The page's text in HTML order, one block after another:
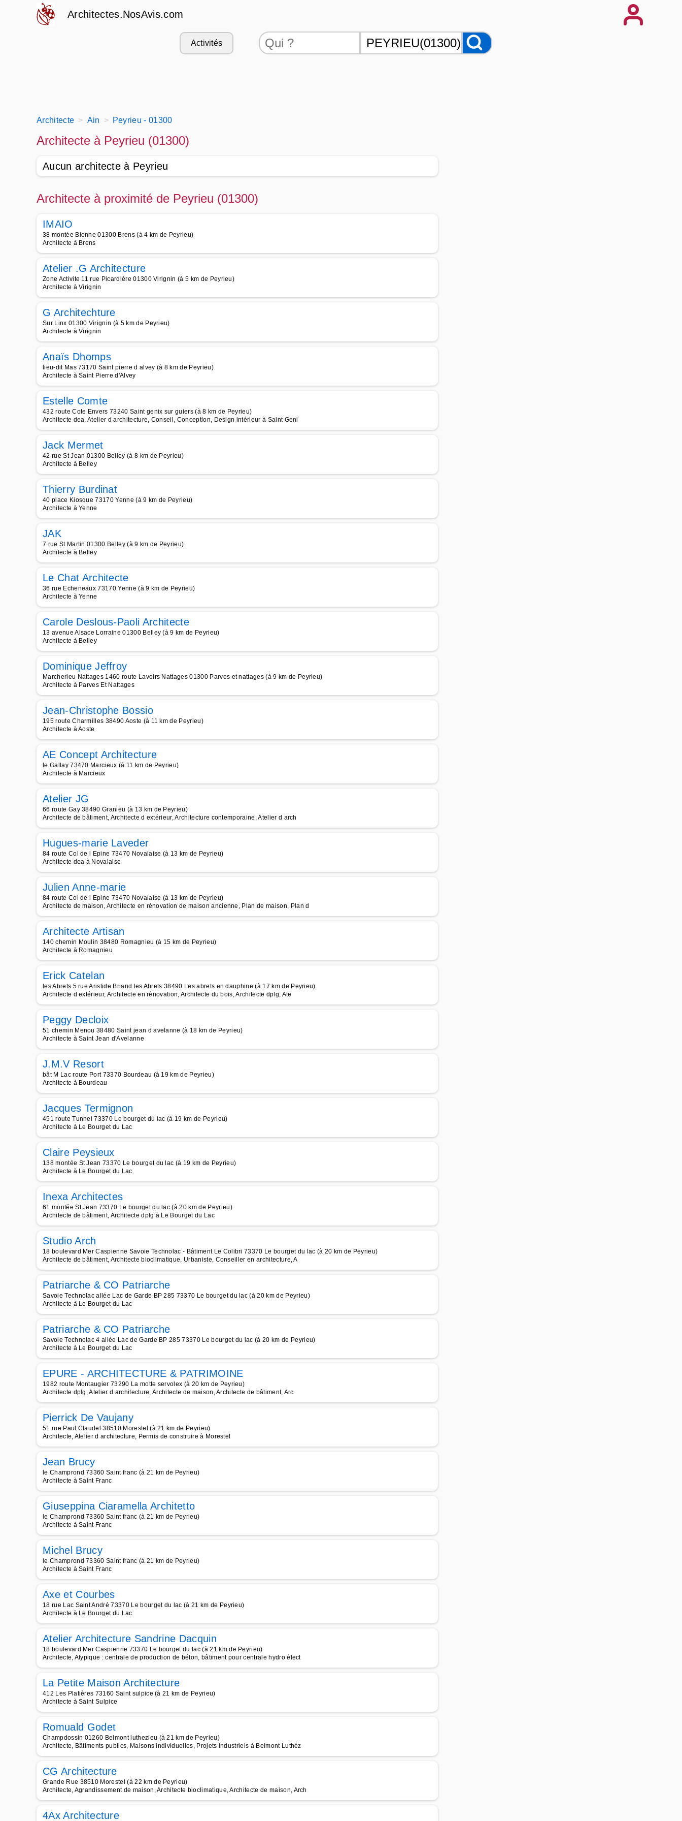
Architectes.NosAvis.com
Activités
Architecte Ain Peyrieu - 01300
Architecte à Peyrieu (01300)
Aucun architecte à Peyrieu
Architecte à proximité de Peyrieu (01300)
IMAIO
38 montée Bionne 01300 Brens (à 4 km de Peyrieu)
Architecte à Brens
Atelier .G Architecture
Zone Activite 11 rue Picardière 01300 Virignin (à 5 km de Peyrieu)
Architecte à Virignin
G Architechture
Sur Linx 01300 Virignin (à 5 km de Peyrieu)
Architecte à Virignin
Anaïs Dhomps
lieu-dit Mas 73170 Saint pierre d alvey (à 8 km de Peyrieu)
Architecte à Saint Pierre d'Alvey
Estelle Comte
432 route Cote Envers 73240 Saint genix sur guiers (à 8 km de Peyrieu)
Architecte dea, Atelier d architecture, Conseil, Conception, Design intérieur à Saint Geni
Jack Mermet
42 rue St Jean 01300 Belley (à 8 km de Peyrieu)
Architecte à Belley
Thierry Burdinat
40 place Kiosque 73170 Yenne (à 9 km de Peyrieu)
Architecte à Yenne
JAK
7 rue St Martin 01300 Belley (à 9 km de Peyrieu)
Architecte à Belley
Le Chat Architecte
36 rue Echeneaux 73170 Yenne (à 9 km de Peyrieu)
Architecte à Yenne
Carole Deslous-Paoli Architecte
13 avenue Alsace Lorraine 01300 Belley (à 9 km de Peyrieu)
Architecte à Belley
Dominique Jeffroy
Marcherieu Nattages 1460 route Lavoirs Nattages 01300 Parves et nattages (à 9 km de Peyrieu)
Architecte à Parves Et Nattages
Jean-Christophe Bossio
195 route Charmilles 38490 Aoste (à 11 km de Peyrieu)
Architecte à Aoste
AE Concept Architecture
le Gallay 73470 Marcieux (à 11 km de Peyrieu)
Architecte à Marcieux
Atelier JG
66 route Gay 38490 Granieu (à 13 km de Peyrieu)
Architecte de bâtiment, Architecte d extérieur, Architecture contemporaine, Atelier d arch
Hugues-marie Laveder
84 route Col de l Epine 73470 Novalaise (à 13 km de Peyrieu)
Architecte dea à Novalaise
Julien Anne-marie
84 route Col de l Epine 73470 Novalaise (à 13 km de Peyrieu)
Architecte de maison, Architecte en rénovation de maison ancienne, Plan de maison, Plan d
Architecte Artisan
140 chemin Moulin 38480 Romagnieu (à 15 km de Peyrieu)
Architecte à Romagnieu
Erick Catelan
les Abrets 5 rue Aristide Briand les Abrets 38490 Les abrets en dauphine (à 17 km de Peyrieu)
Architecte d extérieur, Architecte en rénovation, Architecte du bois, Architecte dplg, Ate
Peggy Decloix
51 chemin Menou 38480 Saint jean d avelanne (à 18 km de Peyrieu)
Architecte à Saint Jean d'Avelanne
J.M.V Resort
bât M Lac route Port 73370 Bourdeau (à 19 km de Peyrieu)
Architecte à Bourdeau
Jacques Termignon
451 route Tunnel 73370 Le bourget du lac (à 19 km de Peyrieu)
Architecte à Le Bourget du Lac
Claire Peysieux
138 montée St Jean 73370 Le bourget du lac (à 19 km de Peyrieu)
Architecte à Le Bourget du Lac
Inexa Architectes
61 montée St Jean 73370 Le bourget du lac (à 20 km de Peyrieu)
Architecte de bâtiment, Architecte dplg à Le Bourget du Lac
Studio Arch
18 boulevard Mer Caspienne Savoie Technolac - Bâtiment Le Colibri 73370 Le bourget du lac (à 20 km de Peyrieu)
Architecte de bâtiment, Architecte bioclimatique, Urbaniste, Conseiller en architecture, A
Patriarche & CO Patriarche
Savoie Technolac allée Lac de Garde BP 285 73370 Le bourget du lac (à 20 km de Peyrieu)
Architecte à Le Bourget du Lac
Patriarche & CO Patriarche
Savoie Technolac 4 allée Lac de Garde BP 285 73370 Le bourget du lac (à 20 km de Peyrieu)
Architecte à Le Bourget du Lac
EPURE - ARCHITECTURE & PATRIMOINE
1982 route Montaugier 73290 La motte servolex (à 20 km de Peyrieu)
Architecte dplg, Atelier d architecture, Architecte de maison, Architecte de bâtiment, Arc
Pierrick De Vaujany
51 rue Paul Claudel 38510 Morestel (à 21 km de Peyrieu)
Architecte, Atelier d architecture, Permis de construire à Morestel
Jean Brucy
le Champrond 73360 Saint franc (à 21 km de Peyrieu)
Architecte à Saint Franc
Giuseppina Ciaramella Architetto
le Champrond 73360 Saint franc (à 21 km de Peyrieu)
Architecte à Saint Franc
Michel Brucy
le Champrond 73360 Saint franc (à 21 km de Peyrieu)
Architecte à Saint Franc
Axe et Courbes
18 rue Lac Saint André 73370 Le bourget du lac (à 21 km de Peyrieu)
Architecte à Le Bourget du Lac
Atelier Architecture Sandrine Dacquin
18 boulevard Mer Caspienne 73370 Le bourget du lac (à 21 km de Peyrieu)
Architecte, Atypique : centrale de production de béton, bâtiment pour centrale hydro élect
La Petite Maison Architecture
412 Les Platières 73160 Saint sulpice (à 21 km de Peyrieu)
Architecte à Saint Sulpice
Romuald Godet
Champdossin 01260 Belmont luthezieu (à 21 km de Peyrieu)
Architecte, Bâtiments publics, Maisons individuelles, Projets industriels à Belmont Luthéz
CG Architecture
Grande Rue 38510 Morestel (à 22 km de Peyrieu)
Architecte, Agrandissement de maison, Architecte bioclimatique, Architecte de maison, Arch
4Ax Architecture